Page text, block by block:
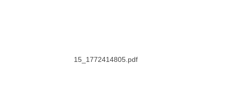
15_1772414805.pdf